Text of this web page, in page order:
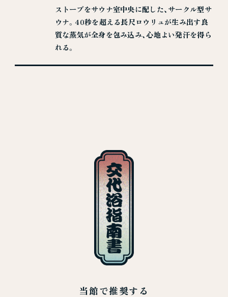
ストーブをサウナ室中央に配した、サークル型サ
ウナ。40秒を超える長尺ロウリュが生み出す良
質な蒸気が全身を包み込み、心地よい発汗を得ら
れる。
当館で推奨する